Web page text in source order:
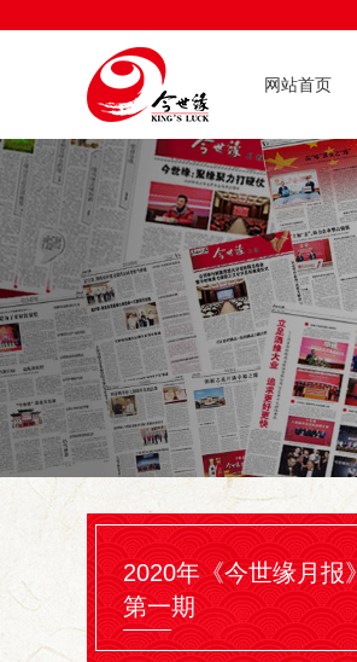
网站首页
2020年《今世缘月报》
第一期